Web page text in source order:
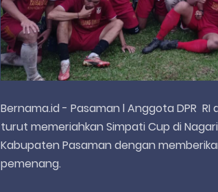
Bernama.id - Pasaman l Anggota DPR
turut memeriahkan Simpati Cup di
Kabupaten Pasaman dengan
pemenang.